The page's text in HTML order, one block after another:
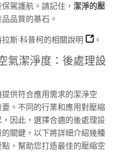
駕護航。請記住， 潔淨的壓
品質的基石。
拉斯·科普柯的相關說明 。
氣潔淨度：後處理設
供符合應用需求的潔淨空
。不同的行業和應用對壓縮
因此，選擇合適的後處理設
關鍵。以下將詳細介紹幾種
，幫助您打造最佳的壓縮空